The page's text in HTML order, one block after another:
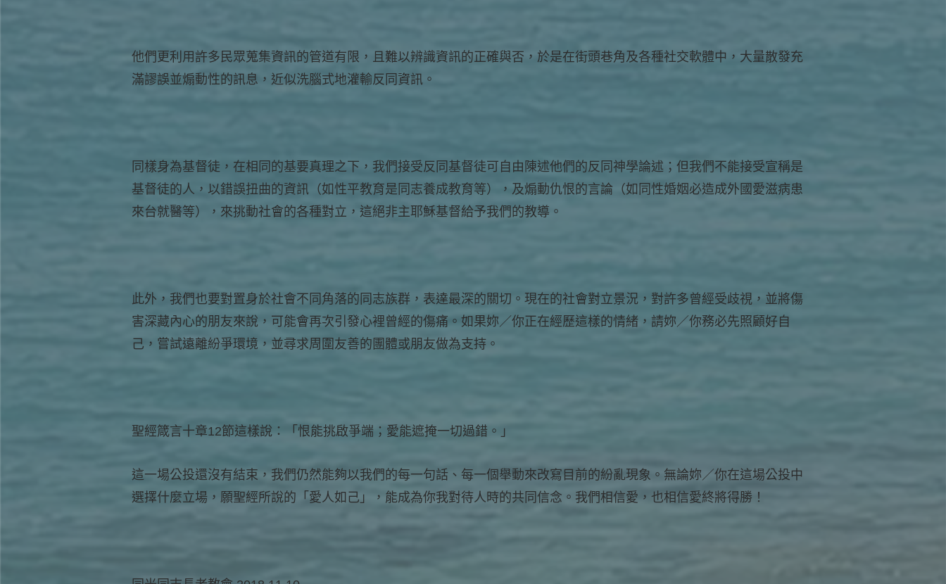
他們更利用許多民眾蒐集資訊的管道有限，且難以辨識資訊的正確與否，於是在街頭巷角及各種社交軟體中，大量散發充
滿謬誤並煽動性的訊息，近似洗腦式地灌輸反同資訊。
同樣身為基督徒，在相同的基要真理之下，我們接受反同基督徒可自由陳述他們的反同神學論述；但我們不能接受宣稱是
基督徒的人，以錯誤扭曲的資訊（如性平教育是同志養成教育等），及煽動仇恨的言論（如同性婚姻必造成外國愛滋病患
來台就醫等），來挑動社會的各種對立，這絕非主耶穌基督給予我們的教導。
此外，我們也要對置身於社會不同角落的同志族群，表達最深的關切。現在的社會對立景況，對許多曾經受歧視，並將傷
害深藏內心的朋友來說，可能會再次引發心裡曾經的傷痛。如果妳／你正在經歷這樣的情緒，請妳／你務必先照顧好自
己，嘗試遠離紛爭環境，並尋求周圍友善的團體或朋友做為支持。
聖經箴言十章12節這樣說：「恨能挑啟爭端；愛能遮掩一切過錯。」
這一場公投還沒有結束，我們仍然能夠以我們的每一句話、每一個舉動來改寫目前的紛亂現象。無論妳／你在這場公投中
選擇什麼立場，願聖經所說的「愛人如己」，能成為你我對待人時的共同信念。我們相信愛，也相信愛終將得勝！